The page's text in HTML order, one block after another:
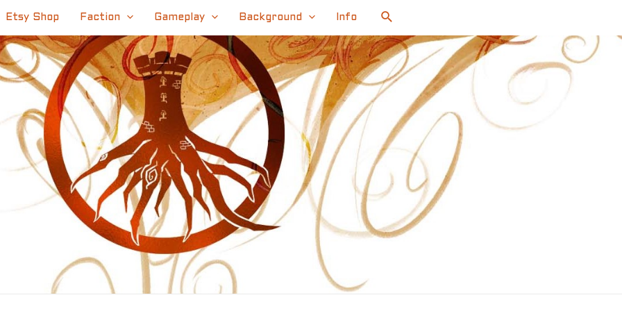
Etsy Shop Faction Gameplay Background Info Search